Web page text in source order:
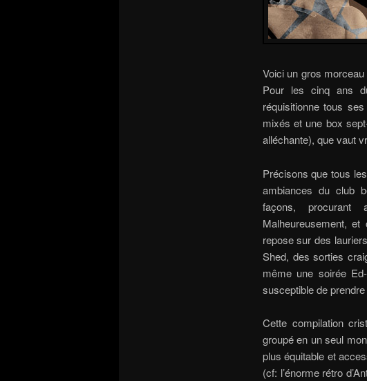
Voici un gros
Pour les cinq ans
réquisitionne tous
mixés et une box
alléchante), que vaut
Précisons que tous
ambiances du club
façons, procurant
Malheureusement,
repose sur des
Shed, des sorties
même une soirée
susceptible de
Cette compilation
groupé en un seul
plus équitable et
(cf: l’énorme rétro